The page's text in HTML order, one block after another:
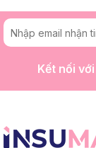
Kết nối